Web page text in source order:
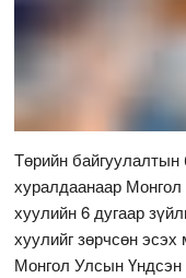
Төрийн
хуралдаанаар
хуулийн 6 дугаар
хуулийг зөрчсөн
Монгол Улсын Үндсэн